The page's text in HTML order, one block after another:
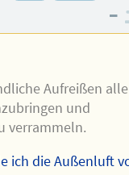
–
Aufreißen
und
verrammeln.
ich die Außenluft